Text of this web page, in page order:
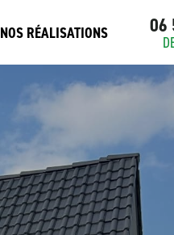
NOS RÉALISATIONS 06